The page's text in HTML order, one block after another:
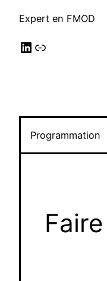
Expert en FMOD
LinkedIn
Lien
Programmation